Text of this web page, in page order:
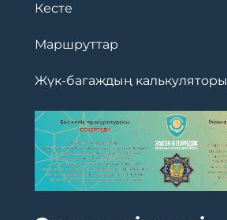
Кесте
Маршруттар
Жүк-багаждың калькуляторы